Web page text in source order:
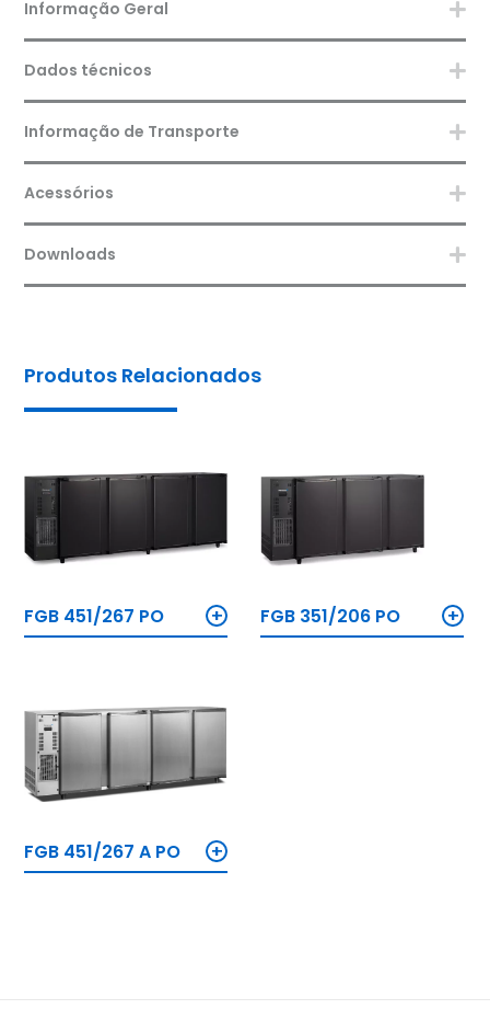
Informação Geral
Dados técnicos
Informação de Transporte
Acessórios
Downloads
Produtos Relacionados
FGB 451/267 PO + FGB 351/206 PO +
FGB 451/267 A PO +